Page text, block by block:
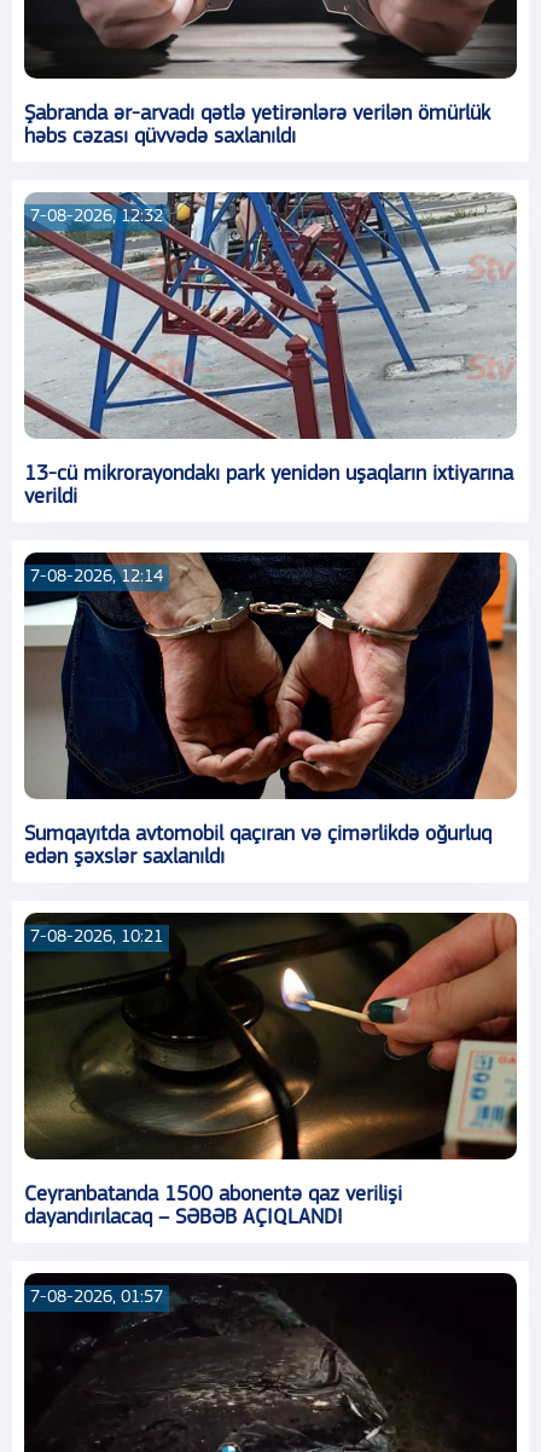
Şabranda ər-arvadı qətlə yetirənlərə verilən ömürlük
həbs cəzası qüvvədə saxlanıldı
7-08-2026, 12:32
13-cü mikrorayondakı park yenidən uşaqların ixtiyarına
verildi
7-08-2026, 12:14
Sumqayıtda avtomobil qaçıran və çimərlikdə oğurluq
edən şəxslər saxlanıldı
7-08-2026, 10:21
Ceyranbatanda 1500 abonentə qaz verilişi
dayandırılacaq – SƏBƏB AÇIQLANDI
7-08-2026, 01:57